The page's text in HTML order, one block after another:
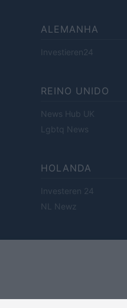
ALEMANHA
Investieren24
REINO UNIDO
News Hub UK
Lgbtq News
HOLANDA
Investeren 24
NL Newz